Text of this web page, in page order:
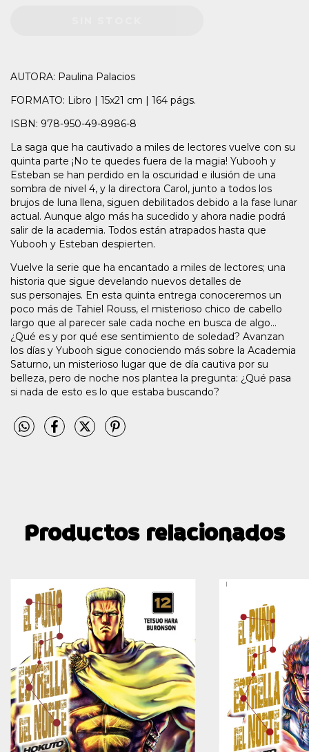
AUTORA: Paulina Palacios
FORMATO: Libro | 15x21 cm | 164 págs.
ISBN: 978-950-49-8986-8
La saga que ha cautivado a miles de lectores vuelve con su
quinta parte ¡No te quedes fuera de la magia! Yubooh y
Esteban se han perdido en la oscuridad e ilusión de una
sombra de nivel 4, y la directora Carol, junto a todos los
brujos de luna llena, siguen debilitados debido a la fase lunar
actual. Aunque algo más ha sucedido y ahora nadie podrá
salir de la academia. Todos están atrapados hasta que
Yubooh y Esteban despierten.
Vuelve la serie que ha encantado a miles de lectores; una
historia que sigue develando nuevos detalles de
sus personajes. En esta quinta entrega conoceremos un
poco más de Tahiel Rouss, el misterioso chico de cabello
largo que al parecer sale cada noche en busca de algo...
¿Qué es y por qué ese sentimiento de soledad? Avanzan
los días y Yubooh sigue conociendo más sobre la Academia
Saturno, un misterioso lugar que de día cautiva por su
belleza, pero de noche nos plantea la pregunta: ¿Qué pasa
si nada de esto es lo que estaba buscando?
Productos relacionados